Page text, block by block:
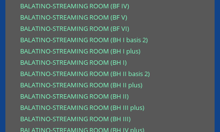
BALATINO-STREAMING ROOM (BF IV)
BALATINO-STREAMING ROOM (BF V)
BALATINO-STREAMING ROOM (BF VI)
BALATINO-STREAMING ROOM (BH I basis 2)
BALATINO-STREAMING ROOM (BH I plus)
BALATINO-STREAMING ROOM (BH I)
BALATINO-STREAMING ROOM (BH II basis 2)
BALATINO-STREAMING ROOM (BH II plus)
BALATINO-STREAMING ROOM (BH II)
BALATINO-STREAMING ROOM (BH III plus)
BALATINO-STREAMING ROOM (BH III)
BALATINO-STREAMING ROOM (BH IV plus)